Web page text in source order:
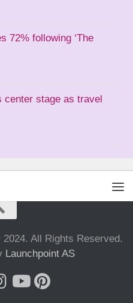
72% following ‘The
center stage as travel
All Rights Reserved.
Launchpoint AS